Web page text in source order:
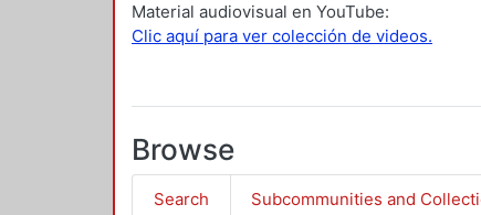
Material audiovisual en YouTube:
Clic aquí para ver colección de videos.
Browse
Search Subcommunities and